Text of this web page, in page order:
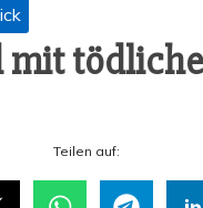
Tei­len auf: